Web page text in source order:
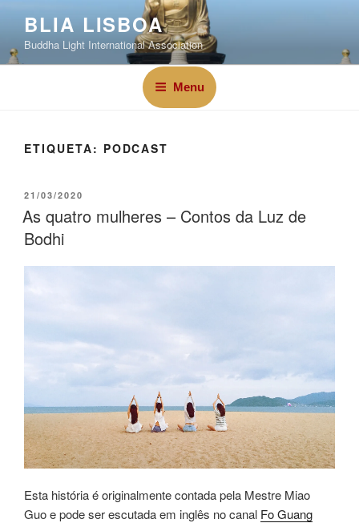
BLIA LISBOA
Buddha Light International Association
Menu
ETIQUETA: PODCAST
21/03/2020
As quatro mulheres – Contos da Luz de
Bodhi
Esta história é originalmente contada pela Mestre Miao
Guo e pode ser escutada em inglês no canal Fo Guang